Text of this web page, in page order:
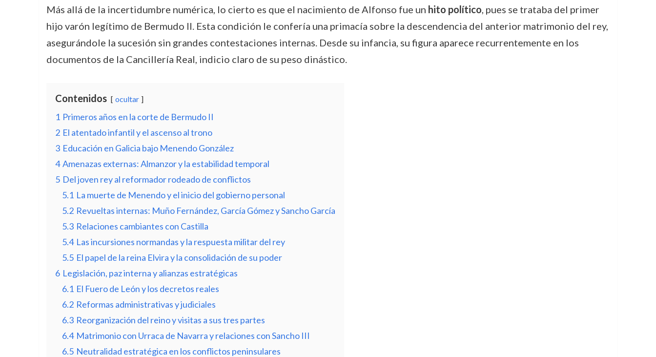
Más allá de la incertidumbre numérica, lo cierto es que el nacimiento de Alfonso fue un hito político, pues se trataba del primer
hijo varón legítimo de Bermudo II. Esta condición le confería una primacía sobre la descendencia del anterior matrimonio del rey,
asegurándole la sucesión sin grandes contestaciones internas. Desde su infancia, su figura aparece recurrentemente en los
documentos de la Cancillería Real, indicio claro de su peso dinástico.
Contenidos ocultar
1 Primeros años en la corte de Bermudo II
2 El atentado infantil y el ascenso al trono
3 Educación en Galicia bajo Menendo González
4 Amenazas externas: Almanzor y la estabilidad temporal
5 Del joven rey al reformador rodeado de conflictos
5.1 La muerte de Menendo y el inicio del gobierno personal
5.2 Revueltas internas: Muño Fernández, García Gómez y Sancho García
5.3 Relaciones cambiantes con Castilla
5.4 Las incursiones normandas y la respuesta militar del rey
5.5 El papel de la reina Elvira y la consolidación de su poder
6 Legislación, paz interna y alianzas estratégicas
6.1 El Fuero de León y los decretos reales
6.2 Reformas administrativas y judiciales
6.3 Reorganización del reino y visitas a sus tres partes
6.4 Matrimonio con Urraca de Navarra y relaciones con Sancho III
6.5 Neutralidad estratégica en los conflictos peninsulares